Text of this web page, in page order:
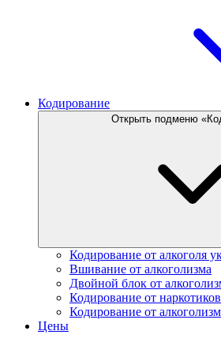
Кодирование
Открыть подменю
Кодирование от алкоголя
Вшивание от алкоголизма
Двойной блок от
Кодирование от наркотиков
Кодирование от
Цены